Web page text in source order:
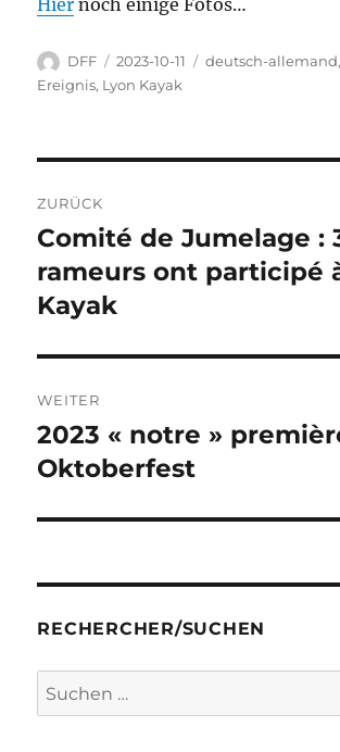
Hier noch einige Fotos…
Autor
DFF
Veröffentlicht
am
2023-10-11 Kategorien
deutsch-allemand
Ereignis, Lyon Kayak
ZURÜCK
Vorheriger
Beitrag:
Comité de Jumelage :
rameurs ont participé
Kayak
WEITER
Nächster
Beitrag:
2023 « notre »
Oktoberfest
RECHERCHER/SUCHEN
Suchen
nach: